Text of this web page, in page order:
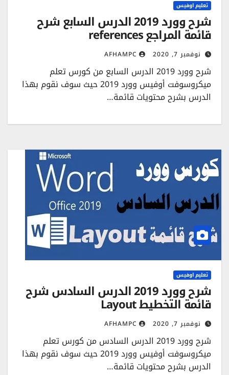
تعليم اوفيس
شرح وورد 2019 الدرس السابع شرح
قائمة المراجع references
نوفمبر 7, 2020 AFHAMPC
شرح وورد 2019 الدرس السابع من كورس تعلم
ميكروسوفت أوفيس وورد 2019 حيث سوف نقوم بهذا
الدرس بشرح محتويات قائمة…
تعليم اوفيس
شرح وورد 2019 الدرس السادس شرح
قائمة التخطيط Layout
نوفمبر 7, 2020 AFHAMPC
شرح وورد 2019 الدرس السادس من كورس تعلم
ميكروسوفت أوفيس وورد 2019 حيث سوف نقوم بهذا
الدرس بشرح محتويات قائمة…